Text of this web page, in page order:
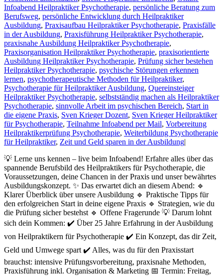
Infoabend Heilpraktiker Psychotherapie, persönliche Beratung zum
Berufsweg, persönliche Entwicklung durch Heilpraktiker
Ausbildung, Praxisaufbau Heilpraktiker Psychotherapie, Praxisfälle
in der Ausbildung, Praxisführung Heilpraktiker Psychotherapie,
praxisnahe Ausbildung Heilpraktiker Psychotherapie,
Praxisorganisation Heilpraktiker Psychotherapie, praxisorientierte
Ausbildung Heilpraktiker Psychotherapie, Prüfung sicher bestehen
Heilpraktiker Psychotherapie, psychische Störungen erkennen
lernen, psychotherapeutische Methoden für Heilpraktiker,
Psychotherapie für Heilpraktiker Ausbildung, Quereinsteiger
Heilpraktiker Psychotherapie, selbstständig machen als Heilpraktiker
Psychotherapie, sinnvolle Arbeit im psychischen Bereich, Start in
die eigene Praxis, Sven Krieger Dozent, Sven Krieger Heilpraktiker
für Psychotherapie, Teilnahme Infoabend per Mail, Vorbereitung
Heilpraktikerprüfung Psychotherapie, Weiterbildung Psychotherapie
für Heilpraktiker, Zeit und Geld sparen in der Ausbildung|
💡 Lerne uns kennen – live beim Infoabend! Erfahre alles über das
spannende Berufsbild des Heilpraktikers für Psychotherapie, die
Voraussetzungen, deine Chancen in der Praxis und unser bewährtes
Ausbildungskonzept. ✨ Das erwartet dich an diesem Abend: 🔹
Klarer Überblick über unsere Ausbildung 🔹 Praktische Tipps für
den erfolgreichen Start in deine eigene Praxis 🔹 Strategien, wie du
die Prüfung sicher bestehst 🔹 Offene Fragerunde 💡 Darum lohnt
sich dein Kommen: ✔️ Über 25 Jahre Erfahrung in der Ausbildung
von Heilpraktikern für Psychotherapie ✔️ Ein Konzept, das dir Zeit,
Geld und Umwege spart ✔️ Alles, was du für den Praxisstart
brauchst: intensive Prüfungsvorbereitung, praxisnahe Methoden,
Praxisführung inkl. Organisation & Marketing 📅 Termin: Freitag,